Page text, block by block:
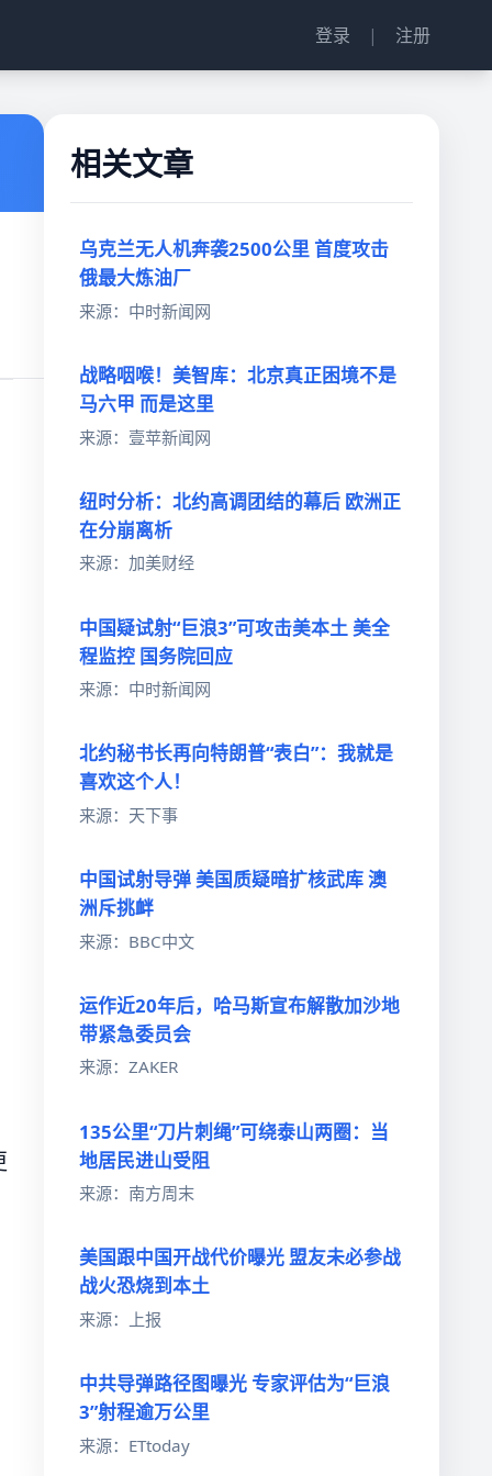
登录 | 注册
相关文章
乌克兰无人机奔袭2500公里 首度攻击
俄最大炼油厂
来源：中时新闻网
战略咽喉！美智库：北京真正困境不是
马六甲 而是这里
来源：壹苹新闻网
纽时分析：北约高调团结的幕后 欧洲正
在分崩离析
来源：加美财经
中国疑试射“巨浪3”可攻击美本土 美全
程监控 国务院回应
来源：中时新闻网
北约秘书长再向特朗普“表白”：我就是
喜欢这个人！
来源：天下事
中国试射导弹 美国质疑暗扩核武库 澳
洲斥挑衅
来源：BBC中文
运作近20年后，哈马斯宣布解散加沙地
带紧急委员会
来源：ZAKER
135公里“刀片刺绳”可绕泰山两圈：当
地居民进山受阻
来源：南方周末
美国跟中国开战代价曝光 盟友未必参战
战火恐烧到本土
来源：上报
中共导弹路径图曝光 专家评估为“巨浪
3”射程逾万公里
来源：ETtoday